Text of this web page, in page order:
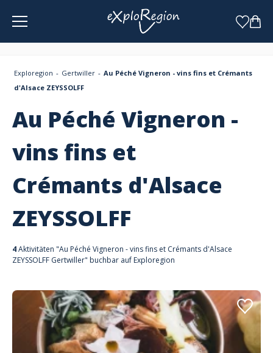
Exploregion Gertwiller
Au Péché Vigneron - vins fins et Crémants
d'Alsace ZEYSSOLFF
Au Péché Vigneron -
vins fins et
Crémants d'Alsace
ZEYSSOLFF
4Aktivitäten "Au Péché Vigneron - vins fins et Crémants d'Alsace
ZEYSSOLFF Gertwiller" buchbar auf Exploregion